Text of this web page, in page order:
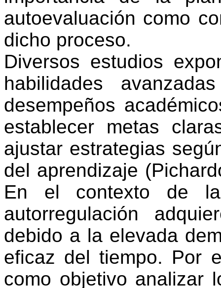
autoevaluación como
dicho proceso.
Diversos estudios
habilidades
desempeños
establecer metas
ajustar estrategias
del aprendizaje
En el contexto de la
autorregulación
debido a la elevada
eficaz del tiempo. Por
como objetivo analizar